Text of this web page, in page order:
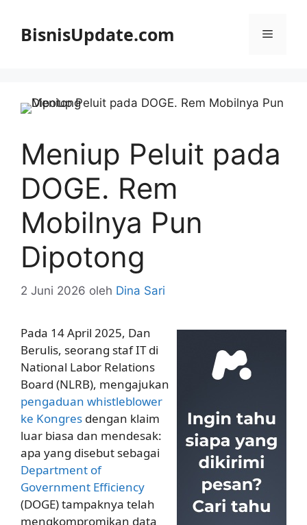
BisnisUpdate.com Menu
Meniup Peluit pada
DOGE. Rem
Mobilnya Pun
Dipotong
2 Juni 2026 oleh Dina Sari
Pada 14 April 2025, Dan
Berulis, seorang staf IT di
National Labor Relations
Board (NLRB), mengajukan
pengaduan whistleblower
ke Kongres dengan klaim
luar biasa dan mendesak:
apa yang disebut sebagai
Department of
Government Efficiency
(DOGE) tampaknya telah
mengkompromikan data